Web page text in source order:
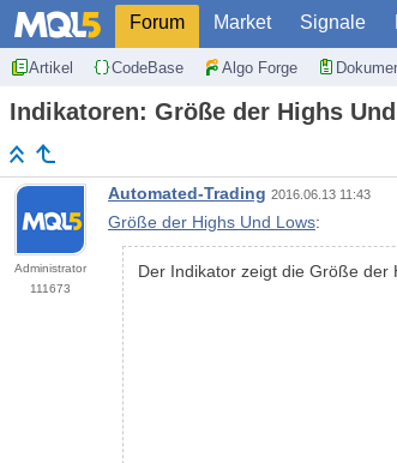
Forum Market Signale
Artikel CodeBase Algo Forge
Indikatoren: Größe der Highs
Administrator
111673
Automated-Trading 2016.06.13 11:43
Größe der Highs Und Lows:
Der Indikator zeigt die Größe der